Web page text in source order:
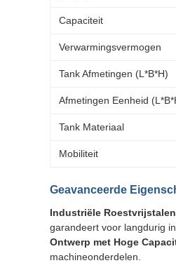
Capaciteit
Verwarmingsvermogen
Tank Afmetingen (L*B*H)
Afmetingen Eenheid
Tank Materiaal
Mobiliteit
Geavanceerde
Industriële
garandeert voor langdurig
Ontwerp met Hoge
machineonderdelen.